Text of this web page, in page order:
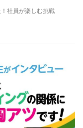
社員が楽しむ挑戦